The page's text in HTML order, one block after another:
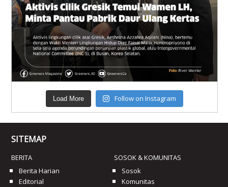
Load More Follow on Instagram
SITEMAP
BERITA
Berita Harian
Editorial
SOSOK & KOMUNITAS
Sosok
Komunitas